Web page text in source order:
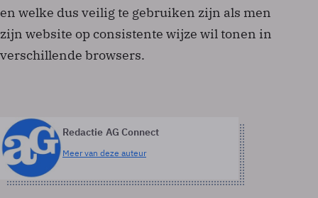
en welke dus veilig te gebruiken zijn als men
zijn website op consistente wijze wil tonen in
verschillende browsers.
Redactie AG Connect
Meer van deze auteur